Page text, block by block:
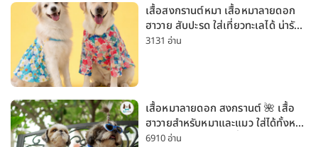
เสื้อสงกรานต์หมา เสื้อหมาลายดอก
ฮาวาย สับปะรด ใส่เที่ยวทะเลได้ น่ารัก
ใส่ได้ทั้งหมาเล็กและหมาใหญ่
3131 อ่าน
เสื้อหมาลายดอก สงกรานต์ 🌺 เสื้อ
ฮาวายสำหรับหมาและแมว ใส่ได้ทั้งหมา
เล็กและหมาใหญ่ ใส่เที่ยวทะเลน่ารัก
6910 อ่าน